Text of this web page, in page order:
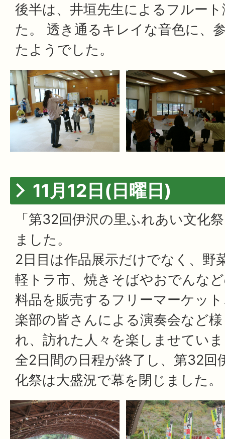
後半は、井垣先生によるフルー
た。 透き通るキレイな音色に、
たようでした。
11月12日(日曜日)
「第32回伊沢の里ふれあい文化
ました。
2日目は作品展示だけでなく、野
軽トラ市、焼きそばやおでんな
料品を販売するフリーマーケッ
楽部の皆さんによる演奏会など
れ、訪れた人々を楽しませてい
全2日間の日程が終了し、第32回
化祭は大盛況で幕を閉じました。